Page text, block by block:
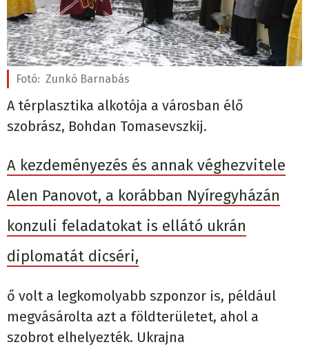
Fotó: Zunkó Barnabás
A térplasztika alkotója a városban élő
szobrász, Bohdan Tomasevszkij.
A kezdeményezés és annak véghezvitele
Alen Panovot, a korábban Nyíregyházán
konzuli feladatokat is ellátó ukrán
diplomatát dicséri,
ő volt a legkomolyabb szponzor is, például
megvásárolta azt a földterületet, ahol a
szobrot elhelyezték. Ukrajna